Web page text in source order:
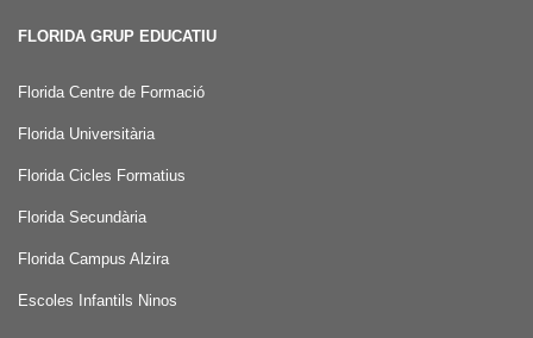
FLORIDA GRUP EDUCATIU
Florida Centre de Formació
Florida Universitària
Florida Cicles Formatius
Florida Secundària
Florida Campus Alzira
Escoles Infantils Ninos